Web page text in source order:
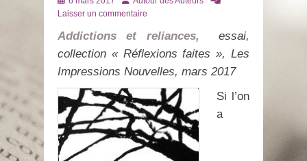
le
Laisser un commentaire
Addictions et reliances,
essai,
collection « Réflexions faites », Les
Impressions Nouvelles, mars 2017
Si l’on
a